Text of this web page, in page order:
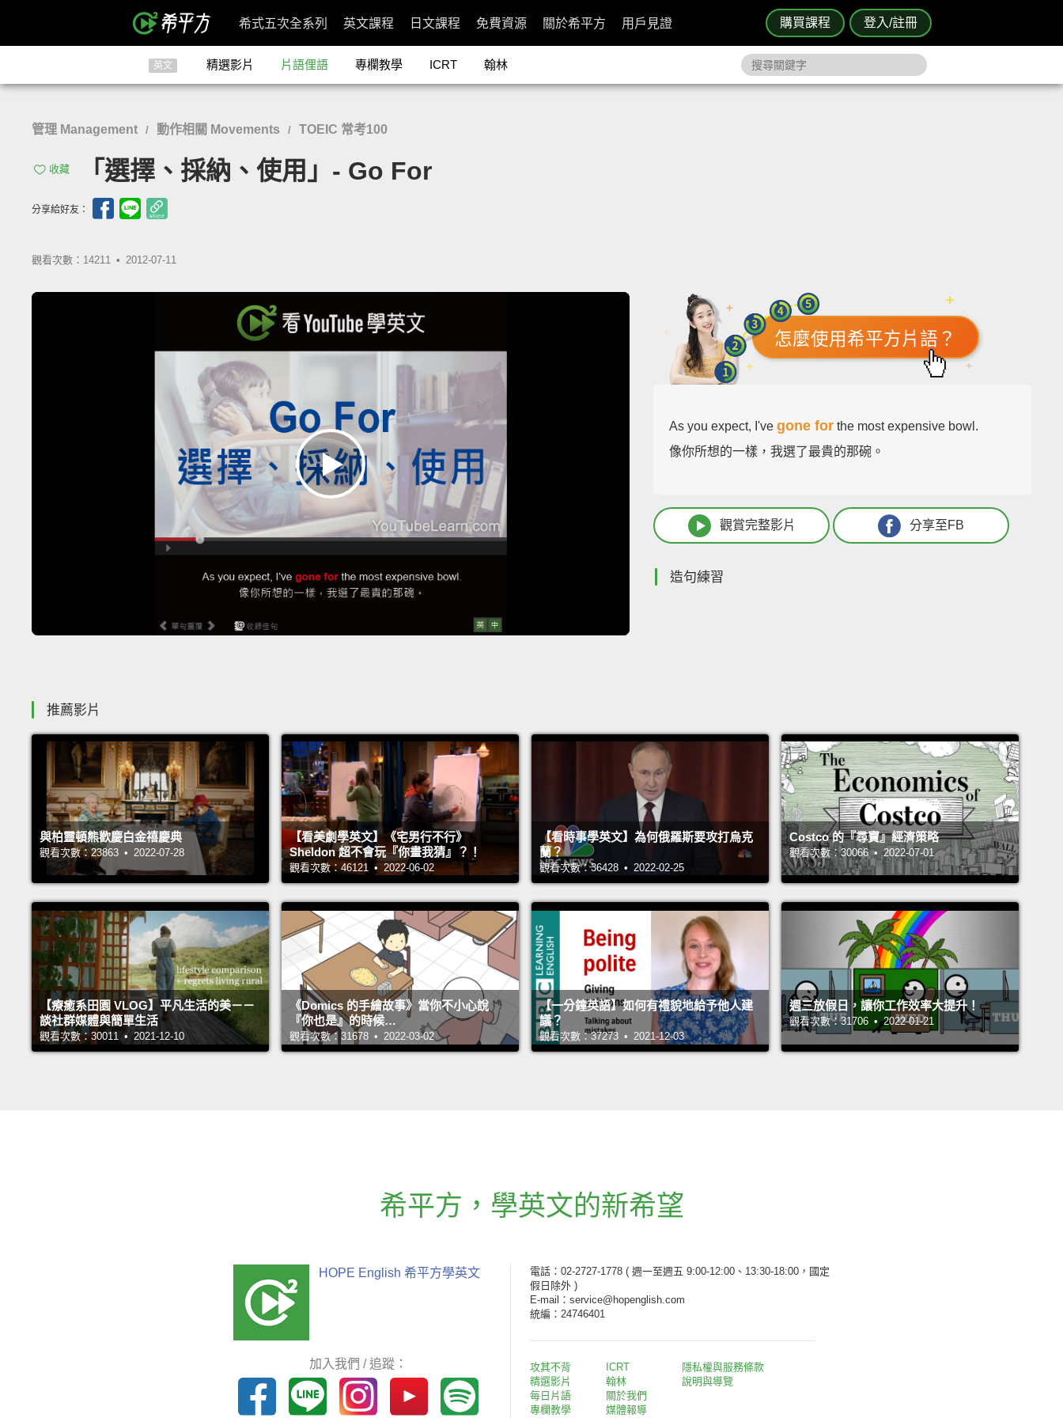
購買課程 登入/註冊
希式五次全系列 英文課程 日文課程 免費資源 關於希平方 用戶見證
英文 精選影片 片語俚語 專欄教學 ICRT 翰林
管理 Management / 動作相關 Movements / TOEIC 常考100
收藏 「選擇、採納、使用」- Go For
分享給好友：
觀看次數：14211 • 2012-07-11
怎麼使用希平方片語？
As you expect, I'vegone for the most expensive bowl.
像你所想的一樣，我選了最貴的那碗。
觀賞完整影片 分享至FB
造句練習
推薦影片
與柏靈頓熊歡慶白金禧慶典
觀看次數：23863 • 2022-07-28
【看美劇學英文】《宅男行不行》
Sheldon 超不會玩『你畫我猜』？！
觀看次數：46121 • 2022-06-02
【看時事學英文】為何俄羅斯要攻打烏克
蘭？
觀看次數：36428 • 2022-02-25
Costco 的『尋寶』經濟策略
觀看次數：30066 • 2022-07-01
【療癒系田園 VLOG】平凡生活的美－－
談社群媒體與簡單生活
觀看次數：30011 • 2021-12-10
《Domics 的手繪故事》當你不小心說
『你也是』的時候…
觀看次數：31678 • 2022-03-02
【一分鐘英語】如何有禮貌地給予他人建
議？
觀看次數：37273 • 2021-12-03
週三放假日，讓你工作效率大提升！
觀看次數：31706 • 2022-01-21
希平方 ， 學英文的新希望
HOPE English 希平方學英文
加入我們 / 追蹤：
電話：02-2727-1778 ( 週一至週五 9:00-12:00、13:30-18:00，國定
假日除外 )
E-mail：service@hopenglish.com
統編：24746401
攻其不背
精選影片
每日片語
專欄教學
ICRT
翰林
關於我們
媒體報導
隱私權與服務條款
說明與導覽